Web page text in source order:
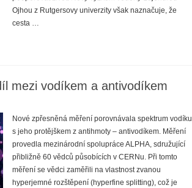
Ojhou z Rutgersovy univerzity však naznačuje, že
cesta …
mezi vodíkem a antivodíkem
Nové zpřesněná měření porovnávala spektrum vodíku
s jeho protějškem z antihmoty – antivodíkem. Měření
provedla mezinárodní spolupráce ALPHA, sdružující
přibližně 60 vědců působících v CERNu. Při tomto
měření se vědci zaměřili na vlastnost zvanou
hyperjemné rozštěpení (hyperfine splitting), což je